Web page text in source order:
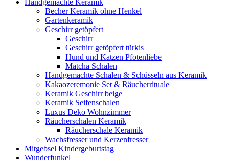
Handgemachte Keramik
Becher Keramik ohne Henkel
Gartenkeramik
Geschirr getöpfert
Geschirr
Geschirr getöpfert türkis
Hund und Katzen Pfotenliebe
Matcha Schalen
Handgemachte Schalen & Schüsseln aus Keramik
Kakaozeremonie Set & Räucherrituale
Keramik Geschirr beige
Keramik Seifenschalen
Luxus Deko Wohnzimmer
Räucherschalen Keramik
Räucherschale Keramik
Wachsfresser und Kerzenfresser
Mitgebsel Kindergeburtstag
Wunderfunkel